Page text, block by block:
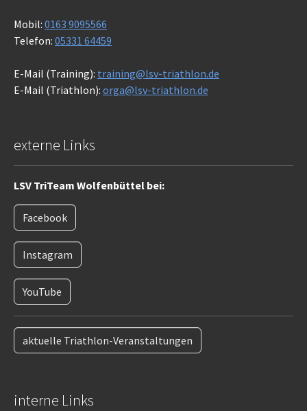
Mobil: 0163 9095566
Telefon: 05331 64459
E-Mail (Training): training@lsv-triathlon.de
E-Mail (Triathlon): orga@lsv-triathlon.de
externe Links
LSV TriTeam Wolfenbüttel bei:
Facebook
Instagram
YouTube
aktuelle Triathlon-Veranstaltungen
interne Links